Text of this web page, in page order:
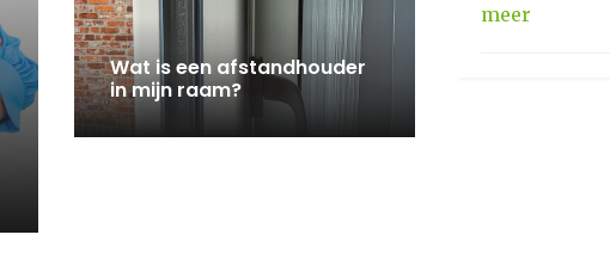
Wat is een afstandhouder
in mijn raam?
meer